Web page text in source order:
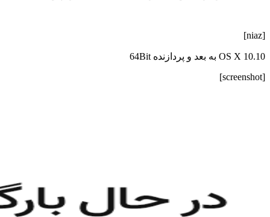
[niaz]
OS X 10.10 به بعد و پردازنده 64Bit
[screenshot]